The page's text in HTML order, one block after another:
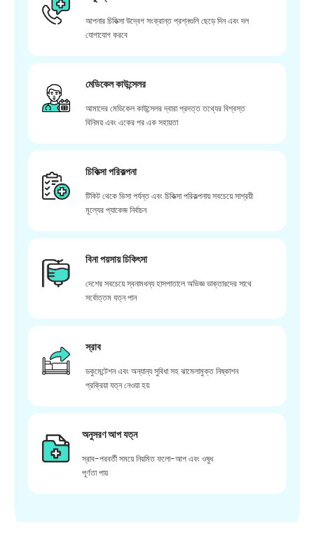
আপনার চিকিত্সা উদ্বেগ সংক্রান্ত প্রশ্নগুলি ছেড়ে দিন এবং দল
যোগাযোগ করবে
মেডিকেল কাউন্সেলর
আমাদের মেডিকেল কাউন্সেলর দ্বারা প্রদত্ত তথ্যের বিশ্বস্ত
বিনিময় এবং একের পর এক সহায়তা
চিকিত্সা পরিকল্পনা
টিকিট থেকে ভিসা পর্যন্ত এবং চিকিত্সা পরিকল্পনায় সবচেয়ে সাশ্রয়ী
মূল্যের প্যাকেজ নির্বাচন
বিনা পয়সায় চিকিৎসা
দেশের সবচেয়ে স্বনামধন্য হাসপাতালে অভিজ্ঞ ডাক্তারদের সাথে
সর্বোত্তম যত্ন পান
স্রাব
ডকুমেন্টেশন এবং অন্যান্য সুবিধা সহ ঝামেলামুক্ত নিষ্কাশন
প্রক্রিয়া যত্ন নেওয়া হয়
অনুসরণ আপ যত্ন
স্রাব-পরবর্তী সময়ে নিয়মিত ফলো-আপ এবং ওষুধ
পূর্ণতা পায়